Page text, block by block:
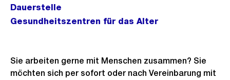
Dauerstelle
Gesundheitszentren für das Alter
Sie arbeiten gerne mit Menschen zusammen? Sie
möchten sich per sofort oder nach Vereinbarung mit